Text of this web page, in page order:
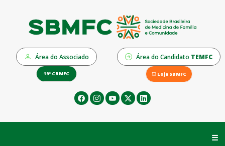
Área do Associado Área do Candidato TEMFC
19º CBMFC Loja SBMFC
☰